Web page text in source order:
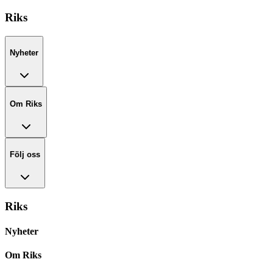
Riks
Nyheter
Om Riks
Följ oss
Riks
Nyheter
Om Riks